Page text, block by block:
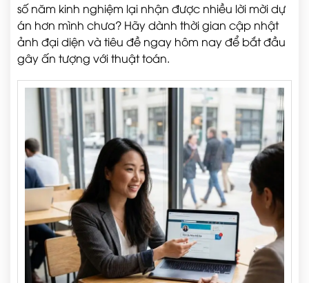
số năm kinh nghiệm lại nhận được nhiều lời mời dự
án hơn mình chưa? Hãy dành thời gian cập nhật
ảnh đại diện và tiêu đề ngay hôm nay để bắt đầu
gây ấn tượng với thuật toán.